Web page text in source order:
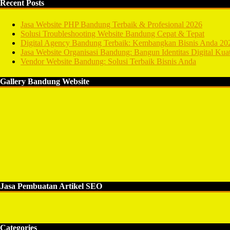
Recent Posts
Jasa Website PHP Bandung Terbaik & Profesional 2026
Solusi Troubleshooting Website Bandung Cepat & Tepat
Digital Agency Bandung Terbaik: Kembangkan Bisnis Anda
Jasa Website Organisasi Bandung: Bangun Identitas Digital
Vendor Website Bandung: Solusi Terbaik Bisnis Anda
Gallery Bandung Website
Jasa Pembuatan Artikel SEO
Categories